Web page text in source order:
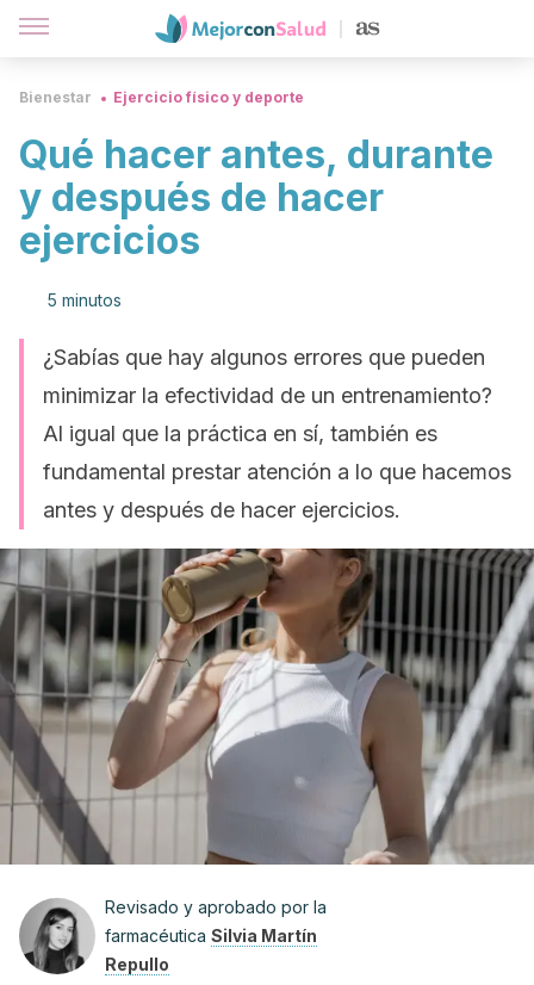
Bienestar Ejercicio físico y deporte
Qué hacer antes, durante
y después de hacer
ejercicios
5 minutos
¿Sabías que hay algunos errores que pueden
minimizar la efectividad de un entrenamiento?
Al igual que la práctica en sí, también es
fundamental prestar atención a lo que hacemos
antes y después de hacer ejercicios.
Revisado y aprobado por la
farmacéutica Silvia Martín
Repullo